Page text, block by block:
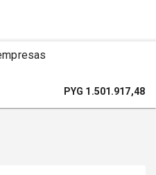
PYG 1.501.917,48